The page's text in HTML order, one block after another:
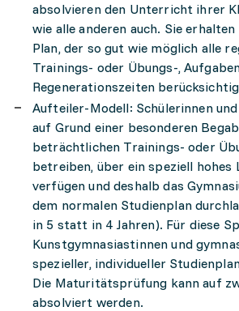
absolvieren den Unterricht ihrer
wie alle anderen auch. Sie
Plan, der so gut wie möglich alle
Trainings- oder Übungs-,
Regenerationszeiten
Aufteiler-Modell: Schülerinnen
auf Grund einer besonderen
beträchtlichen Trainings- oder
betreiben, über ein speziell hohes
verfügen und deshalb das
dem normalen Studienplan
in 5 statt in 4 Jahren). Für diese
Kunstgymnasiastinnen und
spezieller, individueller
Die Maturitätsprüfung kann auf
absolviert werden.